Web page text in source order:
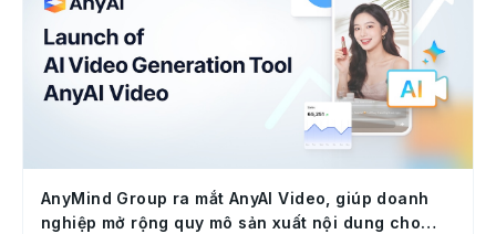
AnyMind Group ra mắt AnyAI Video, giúp doanh
nghiệp mở rộng quy mô sản xuất nội dung cho